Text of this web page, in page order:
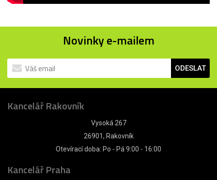
Novinky e-mailem
ODESLAT
Kancelář Rakovník
Vysoká 267
26901, Rakovník
Otevírací doba: Po - Pá 9:00 - 16:00
Kancelář Praha